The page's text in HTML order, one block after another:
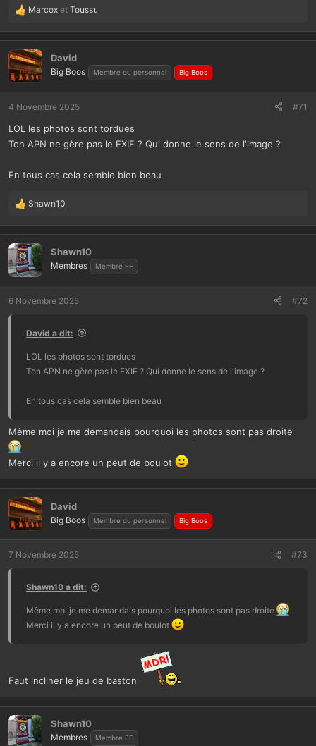
L
s
r
é
a
c
o
n
Marcox et Toussu
David
Big Boos Membre du personnel Big Boos
4 Novembre 2025 #71
LOL les photos sont tordues
Ton APN ne gère pas le EXIF ? Qui donne le sens de l'image ?
En tous cas cela semble bien beau
L
s
r
é
a
c
t
Shawn10
Shawn10
Membres Membre FF
6 Novembre 2025 #72
David a dit:
LOL les photos sont tordues
Ton APN ne gère pas le EXIF ? Qui donne le sens de l'image ?
En tous cas cela semble bien beau
Même moi je me demandais pourquoi les photos sont pas droite
Merci il y a encore un peut de boulot
David
Big Boos Membre du personnel Big Boos
7 Novembre 2025 #73
Shawn10 a dit:
Même moi je me demandais pourquoi les photos sont pas droite
Merci il y a encore un peut de boulot
Faut incliner le jeu de baston
Shawn10
Membres Membre FF